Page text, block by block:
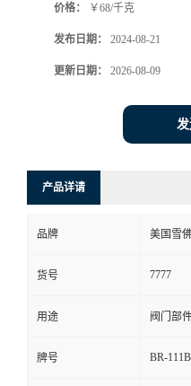
价格： ￥68/千克
发布日期： 2024-08-21
更新日期： 2026-08-09
产品详请
品牌 美国雪
货号 7777
用途 阀门部
牌号 BR-